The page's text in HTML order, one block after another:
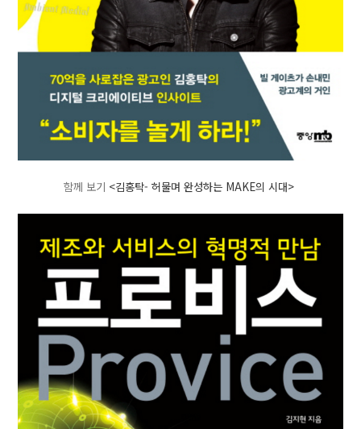
함께 보기 <김홍탁- 허물며 완성하는 MAKE의 시대>